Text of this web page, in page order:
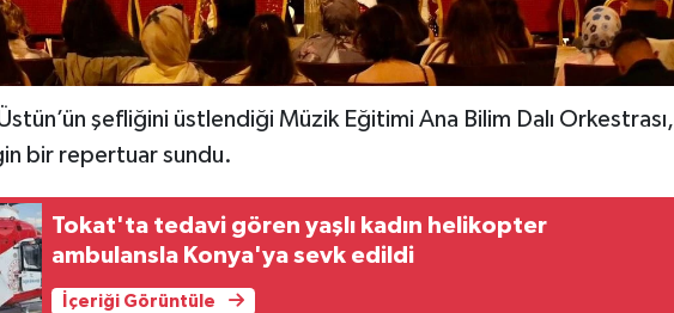
şefliğini üstlendiği Müzik Eğitimi Ana Bilim Dalı Orkestrası,
bir repertuar sundu.
Tokat'ta tedavi gören yaşlı kadın helikopter
ambulansla Konya'ya sevk edildi
İçeriği Görüntüle